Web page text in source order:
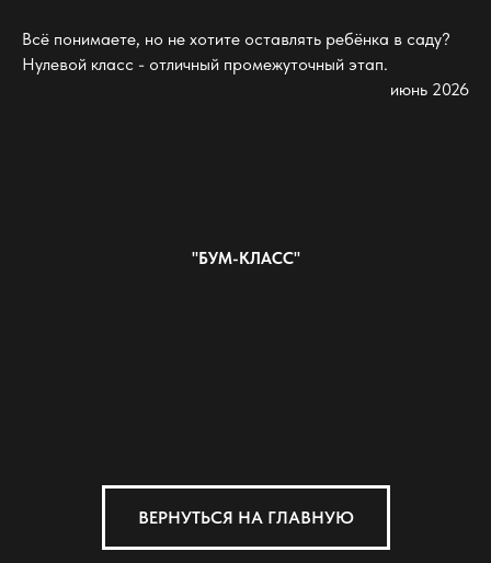
Всё понимаете, но не хотите оставлять ребёнка в саду?
Нулевой класс - отличный промежуточный этап.
июнь 2026
"БУМ-КЛАСС"
ВЕРНУТЬСЯ НА ГЛАВНУЮ